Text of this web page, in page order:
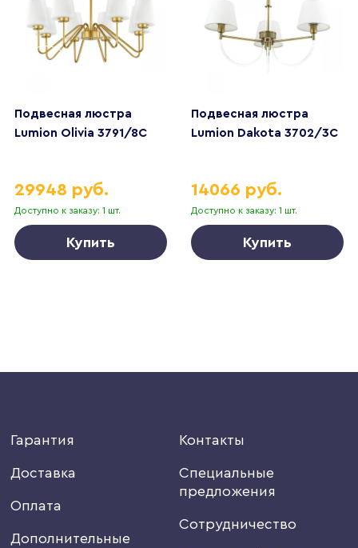
Подвесная люстра
Lumion Olivia 3791/8C
Доступно к заказу: 1 шт.
29948 руб.
Купить
Подвесная люстра
Lumion Dakota 3702/3C
Доступно к заказу: 1 шт.
14066 руб.
Купить
Гарантия
Доставка
Оплата
Дополнительные
Контакты
Специальные
предложения
Сотрудничество